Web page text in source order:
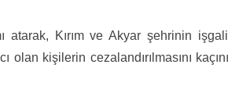
atarak, Kırım ve Akyar şehrinin
olan kişilerin cezalandırılmasını